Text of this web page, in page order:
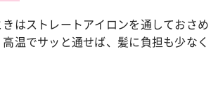
はストレートアイロンを通しておさめ
温でサッと通せば、髪に負担も少なく